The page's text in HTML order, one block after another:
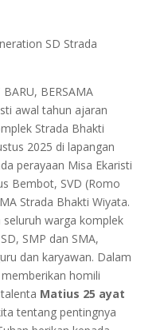
SD Strada
BERSAMA
awal tahun ajaran
Strada Bhakti
2025 di lapangan
perayaan Misa Ekaristi
Bembot, SVD (Romo
Strada Bhakti Wiyata.
seluruh warga komplek
SMP dan SMA,
dan karyawan. Dalam
homili
Matius 25 ayat
tentang pentingnya